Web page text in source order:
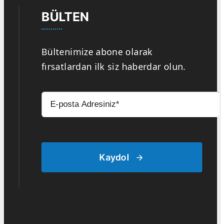
BÜLTEN
Bültenimize abone olarak
fırsatlardan ilk siz haberdar olun.
Kaydol